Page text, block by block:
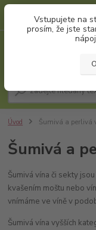
Vstupujete na
prosím, že jste
(Po-Pá, 8:00-17:00)
Úvod Šumivá a perlivá
Šumivá a
Šumivá vína či sekty
kvašením moštu nebo
vnímáme ve víně v
Šumivá vína vyšších